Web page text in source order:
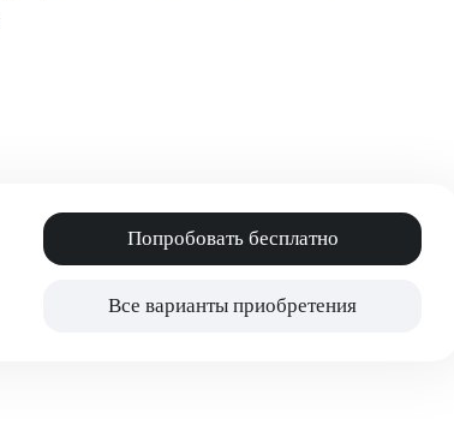
Попробовать бесплатно
Все варианты приобретения